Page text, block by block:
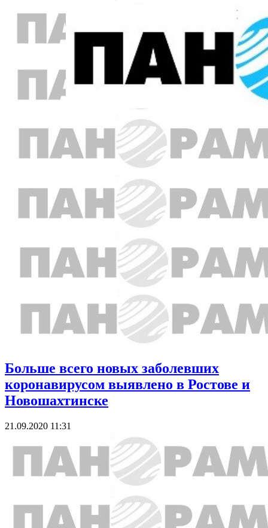
Больше всего новых заболевших
коронавирусом выявлено в Ростове и
Новошахтинске
21.09.2020 11:31